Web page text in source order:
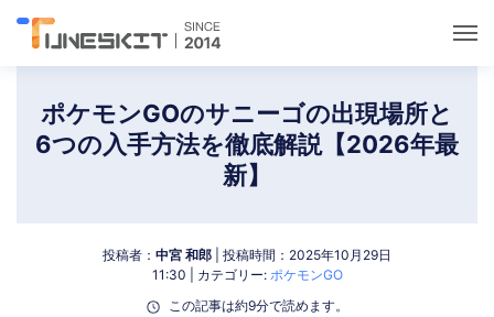
ユーティリティ
ポケモンGOのサニーゴの出現場所と
6つの入手方法を徹底解説【2026年最
新】
投稿者： 中宮 和郎 | 投稿時間：2025年10月29日
11:30 | カテゴリー: ポケモンGO
この記事は約9分で読めます。